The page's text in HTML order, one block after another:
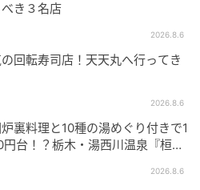
（20本入り2,808円）は、
らない秘伝のタレとスパイ
みつきになること間違いな
き３名店
2026.8.6
回転寿司店！天天丸へ行ってき
2026.8.6
裏料理と10種の湯めぐり付きで1
台！？栃木・湯西川温泉『桓武
2026.8.6